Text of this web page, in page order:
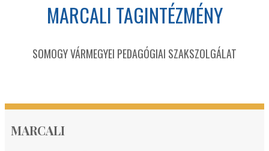
MARCALI TAGINTÉZMÉNY
SOMOGY VÁRMEGYEI PEDAGÓGIAI SZAKSZOLGÁLAT
MARCALI